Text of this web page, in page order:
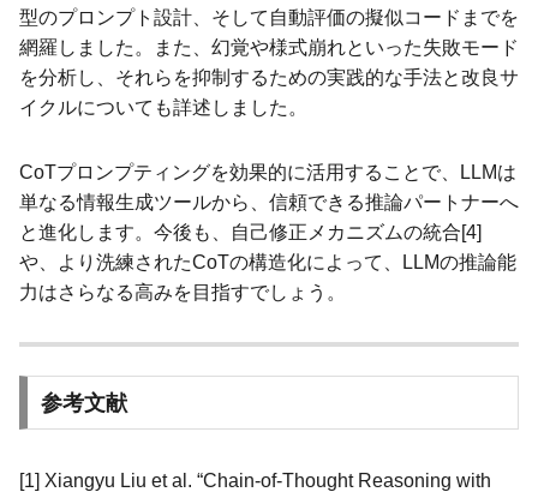
型のプロンプト設計、そして自動評価の擬似コードまでを
網羅しました。また、幻覚や様式崩れといった失敗モード
を分析し、それらを抑制するための実践的な手法と改良サ
イクルについても詳述しました。
CoTプロンプティングを効果的に活用することで、LLMは
単なる情報生成ツールから、信頼できる推論パートナーへ
と進化します。今後も、自己修正メカニズムの統合[4]
や、より洗練されたCoTの構造化によって、LLMの推論能
力はさらなる高みを目指すでしょう。
参考文献
[1] Xiangyu Liu et al. “Chain-of-Thought Reasoning with